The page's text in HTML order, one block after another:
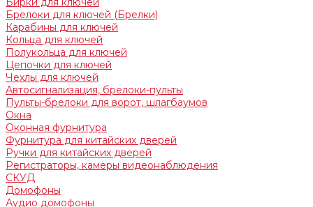
Брелоки для ключей (Брелки)
Карабины для ключей
Кольца для ключей
Полукольца для ключей
Цепочки для ключей
Чехлы для ключей
Автосигнализация, брелоки-пульты
Пульты-брелоки для ворот, шлагбаумов
Окна
Оконная фурнитура
Фурнитура для китайских дверей
Ручки для китайских дверей
Регистраторы, камеры видеонаблюдения
СКУД
Домофоны
Аудио домофоны